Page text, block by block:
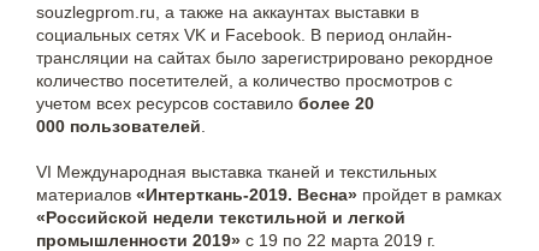
souzlegprom.ru, а также на аккаунтах выставки в
социальных сетях VK и Facebook. В период онлайн-
трансляции на сайтах было зарегистрировано рекордное
количество посетителей, а количество просмотров с
учетом всех ресурсов составило более 20
000 пользователей
VI Международная выставка тканей и текстильных
материалов «Интерткань-2019. Весна» пройдет в рамках
«Российской недели текстильной и легкой
промышленности 2019» с 19 по 22 марта 2019 г.